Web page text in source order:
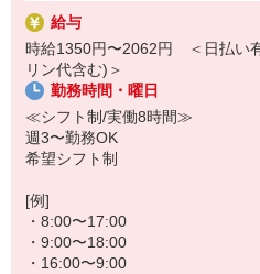
・買い物やお散歩などの付き添い
・お話のお相手や生活相談
・必要に応じた生活介助
・日常生活の見回り など
≪こんなところもポイント！≫
・週3日から希望のシフトで勤務★
・ご自身で身の回りのことをでき
・夜勤でガッツリ稼ぎたい方にも
履歴書不要・面接もないため、お
給与
時給1350円〜2062円 ＜日払い
リン代含む)＞
勤務時間・曜日
≪シフト制/実働8時間≫
週3〜勤務OK
希望シフト制
[例]
・8:00〜17:00
・9:00〜18:00
・16:00〜9:00